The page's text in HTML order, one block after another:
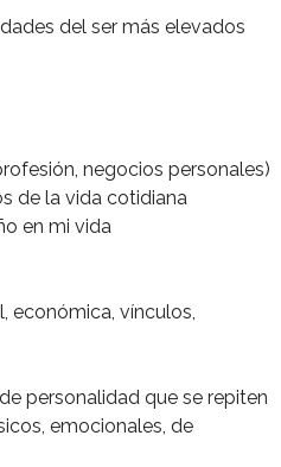
del ser más elevados
negocios personales)
de la vida cotidiana
en mi vida
económica, vínculos,
personalidad que se repiten
emocionales, de